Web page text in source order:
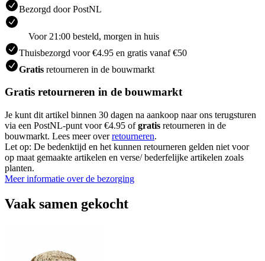
Bezorgd door PostNL
Voor 21:00 besteld, morgen in huis
Thuisbezorgd voor €4.95 en gratis vanaf €50
Gratis retourneren in de bouwmarkt
Gratis retourneren in de bouwmarkt
Je kunt dit artikel binnen 30 dagen na aankoop naar ons terugsturen
via een PostNL-punt voor €4.95 ofgratis retourneren in de
bouwmarkt. Lees meer overretourneren.
Let op: De bedenktijd en het kunnen retourneren gelden niet voor
op maat gemaakte artikelen en verse/ bederfelijke artikelen zoals
planten.
Meer informatie over de bezorging
Vaak samen gekocht